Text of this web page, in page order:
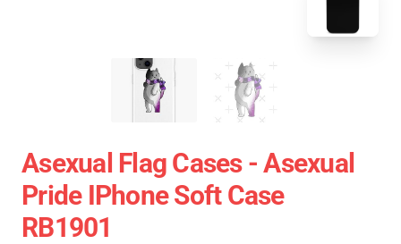
Asexual Flag Cases - Asexual
Pride IPhone Soft Case
RB1901